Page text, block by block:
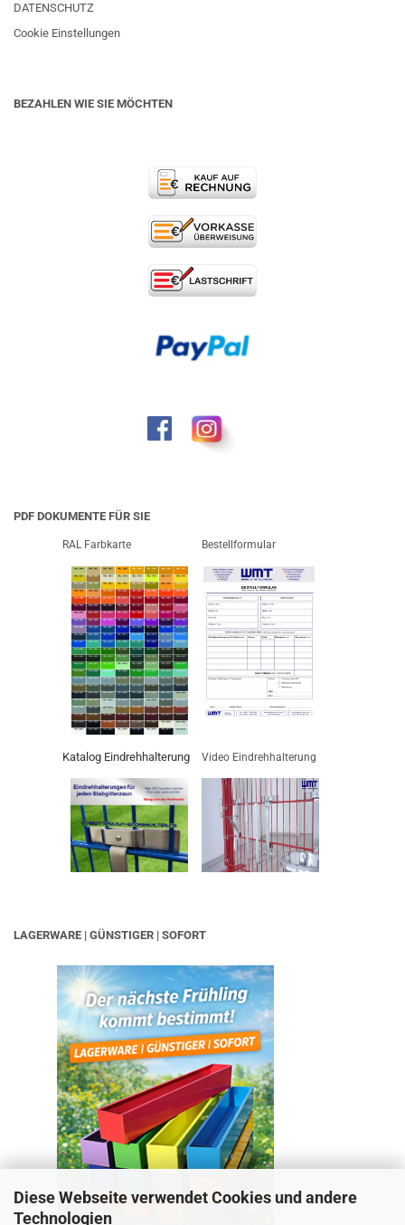
Diese Webseite verwendet Cookies und andere
Technologien
DATENSCHUTZ
Cookie Einstellungen
BEZAHLEN WIE SIE MÖCHTEN
PDF DOKUMENTE FÜR SIE
RAL Farbkarte Bestellformular
Katalog Eindrehhalterung Video Eindrehhalterung
LAGERWARE | GÜNSTIGER | SOFORT